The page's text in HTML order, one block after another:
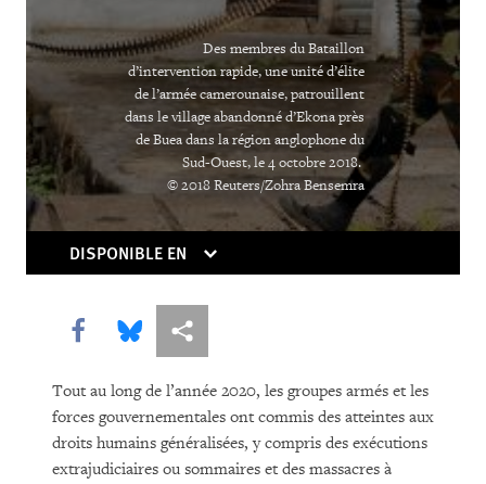
Addressing the Climate Crisis in Times
of Pandemic
From Flight Logs to Homeschooling,
Human Rights Watch Grapples with
Covid’s Challenges
As Online Gender-Based Violence
Booms, Governments Drag Their Feet
Lockdown in Chains
The Other Pandemic: Fighting
Inequality as We Beat Back Covid
Rethinking Asylum on a Warming
Planet
Des membres du Bataillon
d’intervention rapide, une unité d’élite
de l’armée camerounaise, patrouillent
dans le village abandonné d’Ekona près
de Buea dans la région anglophone du
Sud-Ouest, le 4 octobre 2018.
© 2018 Reuters/Zohra Bensemra
DISPONIBLE EN
Share this via Facebook
Share this via Bluesky
Share this via Partagez
Tout au long de l’année 2020, les groupes armés et les
forces gouvernementales ont commis des atteintes aux
droits humains généralisées, y compris des exécutions
extrajudiciaires ou sommaires et des massacres à